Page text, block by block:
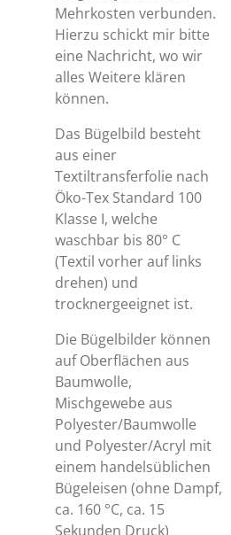
Mehrkosten verbunden.
Hierzu schickt mir bitte
eine Nachricht, wo wir
alles Weitere klären
können.
Das Bügelbild besteht
aus einer
Textiltransferfolie nach
Öko-Tex Standard 100
Klasse I, welche
waschbar bis 80° C
(Textil vorher auf links
drehen) und
trocknergeeignet ist.
Die Bügelbilder können
auf Oberflächen aus
Baumwolle,
Mischgewebe aus
Polyester/Baumwolle
und Polyester/Acryl mit
einem handelsüblichen
Bügeleisen (ohne Dampf,
ca. 160 °C, ca. 15
Sekunden Druck)